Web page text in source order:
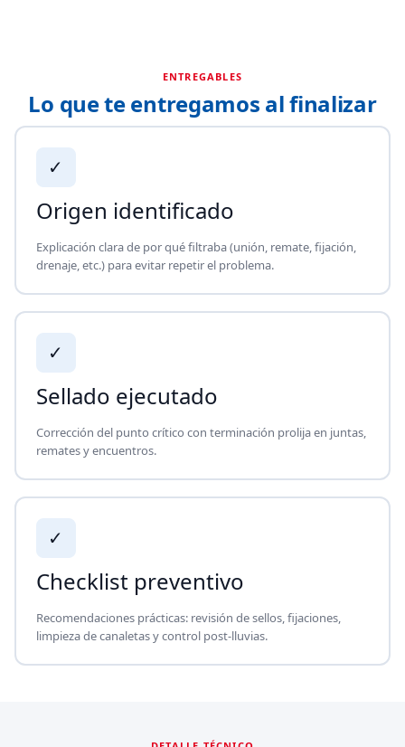
ENTREGABLES
Lo que te entregamos al finalizar
✓
Origen identificado
Explicación clara de por qué filtraba (unión, remate, fijación,
drenaje, etc.) para evitar repetir el problema.
✓
Sellado ejecutado
Corrección del punto crítico con terminación prolija en juntas,
remates y encuentros.
✓
Checklist preventivo
Recomendaciones prácticas: revisión de sellos, fijaciones,
limpieza de canaletas y control post-lluvias.